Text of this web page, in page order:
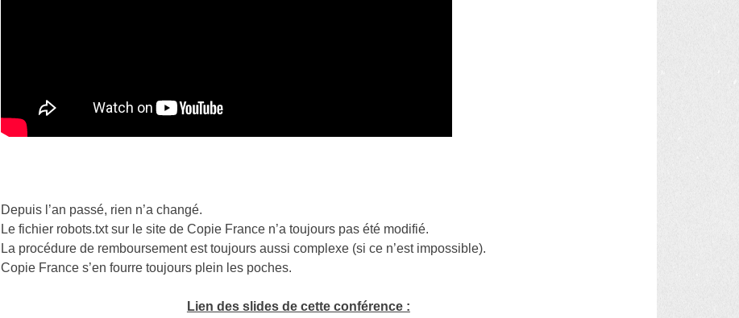
Depuis l’an passé, rien n’a changé.
Le fichier robots.txt sur le site de Copie France n’a toujours pas été modifié.
La procédure de remboursement est toujours aussi complexe (si ce n’est impossible).
Copie France s’en fourre toujours plein les poches.
Lien des slides de cette conférence :